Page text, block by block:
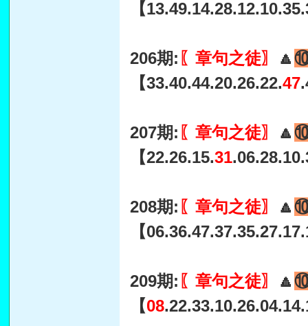
【
206期: 〖章句之徒〗 🔼⑩
【33.40.44.20.26.22.47
207期: 〖章句之徒〗 🔼⑩
【22.26.15.31
208期: 〖章句之徒〗 🔼⑩
【
209期: 〖章句之徒〗 🔼⑩
【08